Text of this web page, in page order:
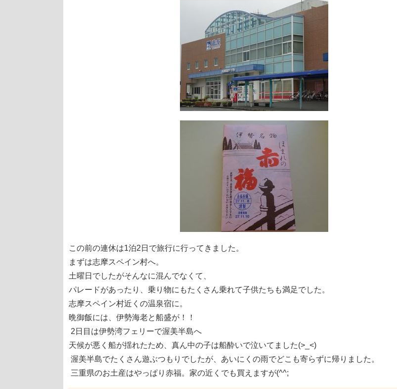
この前の連休は1泊2日で旅行に行ってきました。
まずは志摩スペイン村へ。
土曜日でしたがそんなに混んでなくて、
パレードがあったり、乗り物にもたくさん乗れて子供たちも満足でした。
志摩スペイン村近くの温泉宿に。
晩御飯には、伊勢海老と船盛が！！
2日目は伊勢湾フェリーで渥美半島へ
天候が悪く船が揺れたため、真ん中の子は船酔いで泣いてました(>_<)
渥美半島でたくさん遊ぶつもりでしたが、あいにくの雨でどこも寄らずに帰りました。
三重県のお土産はやっぱり赤福。家の近くでも買えますが(^^;